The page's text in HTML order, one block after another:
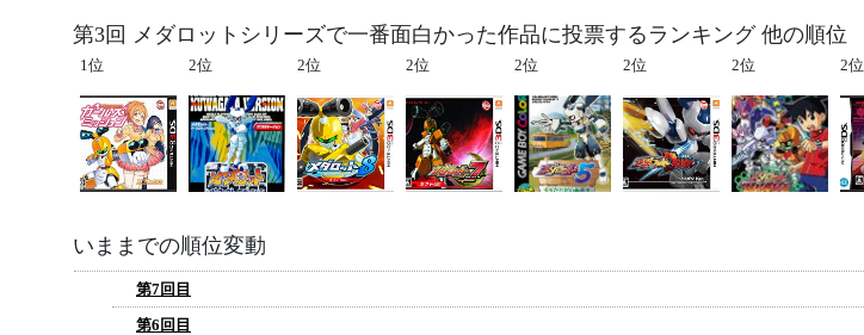
第3回 メダロットシリーズで一番面白かった作品に投票するランキング 他の順位
1位 2位 2位 2位 2位 2位 2位 2位
いままでの順位変動
第7回目
第6回目